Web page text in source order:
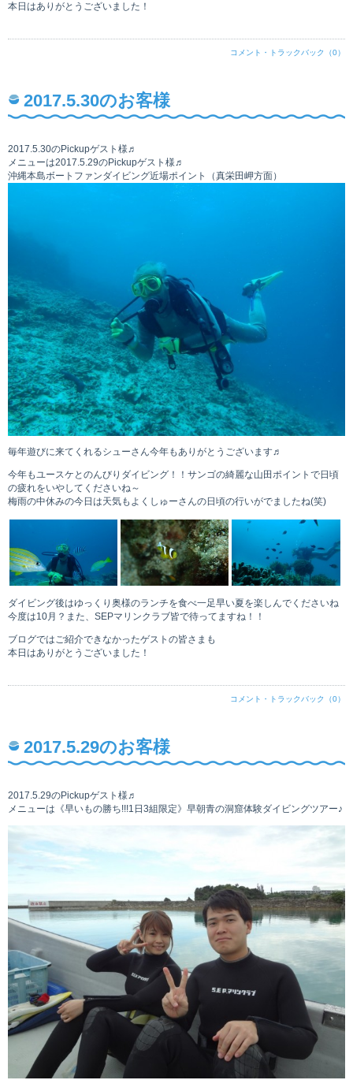
本日はありがとうございました！
コメント・トラックバック（0）
2017.5.30のお客様
2017.5.30のPickupゲスト様♬
メニューは2017.5.29のPickupゲスト様♬
沖縄本島ボートファンダイビング近場ポイント（真栄田岬方面）
毎年遊びに来てくれるシューさん今年もありがとうございます♬
今年もユースケとのんびりダイビング！！サンゴの綺麗な山田ポイントで日頃
の疲れをいやしてくださいね～
梅雨の中休みの今日は天気もよくしゅーさんの日頃の行いがでましたね(笑)
ダイビング後はゆっくり奥様のランチを食べ一足早い夏を楽しんでくださいね
今度は10月？また、SEPマリンクラブ皆で待ってますね！！
ブログではご紹介できなかったゲストの皆さまも
本日はありがとうございました！
コメント・トラックバック（0）
2017.5.29のお客様
2017.5.29のPickupゲスト様♬
メニューは《早いもの勝ち!!!1日3組限定》早朝青の洞窟体験ダイビングツアー♪